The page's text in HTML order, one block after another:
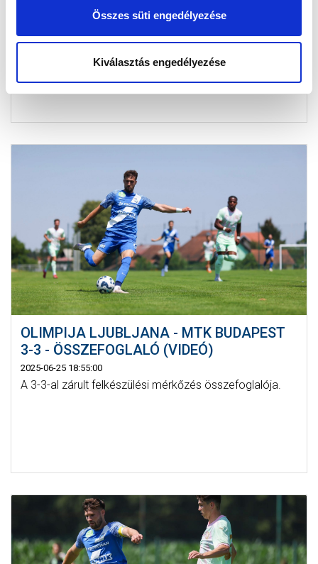
Összes süti engedélyezése
Kiválasztás engedélyezése
Képgaléria az Olimpija Ljubljana elleni 3-3-as
felkészülési találkozóról.
OLIMPIJA LJUBLJANA - MTK BUDAPEST
3-3 - ÖSSZEFOGLALÓ (VIDEÓ)
2025-06-25 18:55:00
A 3-3-al zárult felkészülési mérkőzés összefoglalója.